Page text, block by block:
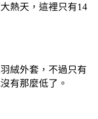
熱天，這裡只有14
絨外套，不過只有
有那麼低了。